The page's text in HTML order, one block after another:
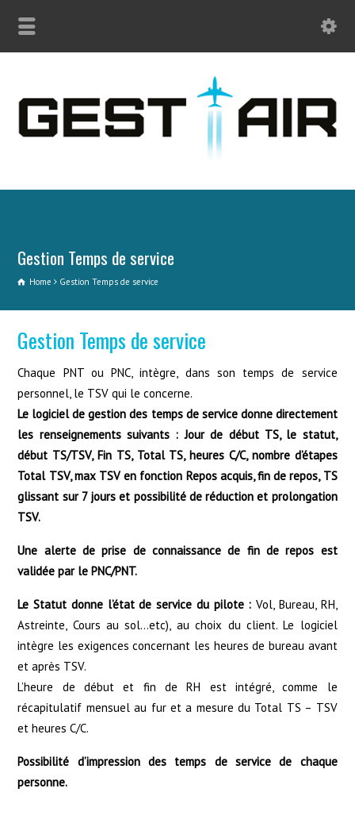
Gestion Temps de service
Home Gestion Temps de service
Gestion Temps de service
Chaque PNT ou PNC, intègre, dans son temps de service
personnel, le TSV qui le concerne.
Le logiciel de gestion des temps de service donne directement
les renseignements suivants : Jour de début TS, le statut,
début TS/TSV, Fin TS, Total TS, heures C/C, nombre d’étapes
Total TSV, max TSV en fonction Repos acquis, fin de repos, TS
glissant sur 7 jours et possibilité de réduction et prolongation
TSV.
Une alerte de prise de connaissance de fin de repos est
validée par le PNC/PNT.
Le Statut donne l’état de service du pilote : Vol, Bureau, RH,
Astreinte, Cours au sol…etc), au choix du client. Le logiciel
intègre les exigences concernant les heures de bureau avant
et après TSV.
L’heure de début et fin de RH est intégré, comme le
récapitulatif mensuel au fur et a mesure du Total TS – TSV
et heures C/C.
Possibilité d’impression des temps de service de chaque
personne.